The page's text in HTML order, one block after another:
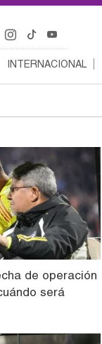
INTERNACIONAL
de operación
será